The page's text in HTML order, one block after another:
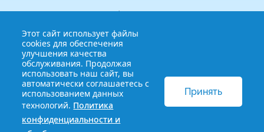
Дополнительное профессиональное образование
Аккредитационно — симуляционный центр
Бережливый колледж
© 2013-2021 Краснодарский краевой базовый медицинский
колледж
Политика конфиденциальности и обработки
Этот сайт использует файлы
cookies для обеспечения
улучшения качества
обслуживания. Продолжая
использовать наш сайт, вы
автоматически соглашаетесь с
использованием данных
технологий. Политика
конфиденциальности и
Принять